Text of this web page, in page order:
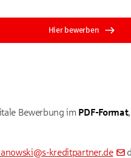
Hier bewerben
Bewerbung im PDF-Format
kreditpartner.de